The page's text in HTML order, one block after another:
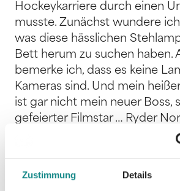
Zustimmung Details
Hockeykarriere durch einen
musste. Zunächst wundere
was diese hässlichen
Bett herum zu suchen haben.
bemerke ich, dass es keine
Kameras sind. Und mein
ist gar nicht mein neuer Boss,
gefeierter Filmstar … Ryder
küsse ich meine Drehpartner
irgendwas weckt der
lässt. Er will, dass ich der